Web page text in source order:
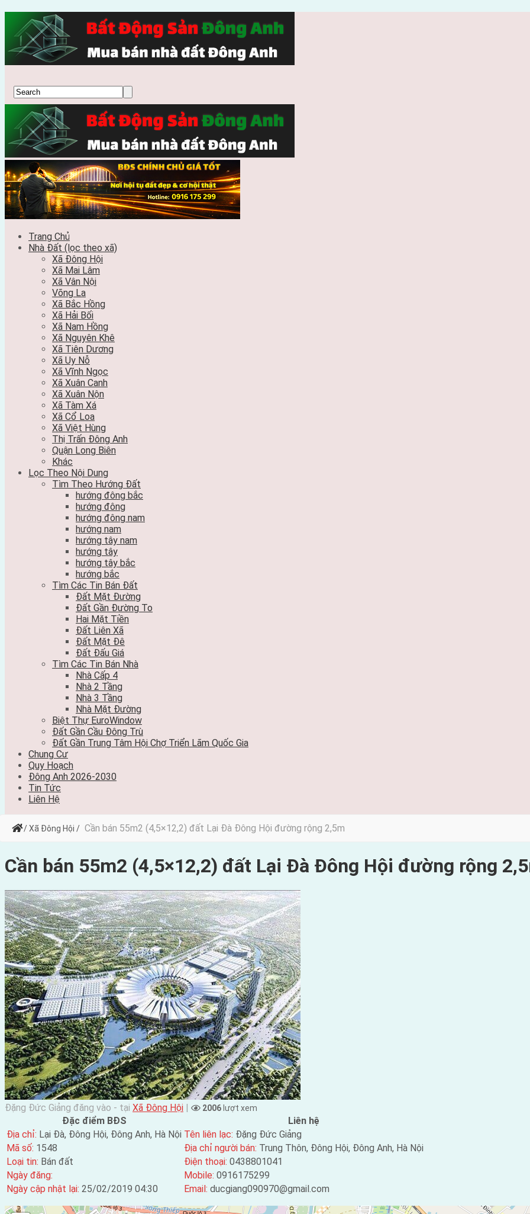
Trang Chủ
Nhà Đất (lọc theo xã)
Xã Đông Hội
Xã Mai Lâm
Xã Vân Nội
Võng La
Xã Bắc Hồng
Xã Hải Bối
Xã Nam Hồng
Xã Nguyên Khê
Xã Tiên Dương
Xã Uy Nỗ
Xã Vĩnh Ngọc
Xã Xuân Canh
Xã Xuân Nộn
Xã Tàm Xá
Xã Cổ Loa
Xã Việt Hùng
Thị Trấn Đông Anh
Quận Long Biên
Khác
Lọc Theo Nội Dung
Tìm Theo Hướng Đất
hướng đông bắc
hướng đông
hướng đông nam
hướng nam
hướng tây nam
hướng tây
hướng tây bắc
hướng bắc
Tìm Các Tin Bán Đất
Đất Mặt Đường
Đất Gần Đường To
Hai Mặt Tiền
Đất Liên Xã
Đất Mặt Đê
Đất Đấu Giá
Tìm Các Tin Bán Nhà
Nhà Cấp 4
Nhà 2 Tầng
Nhà 3 Tầng
Nhà Mặt Đường
Biệt Thự EuroWindow
Đất Gần Cầu Đông Trù
Đất Gần Trung Tâm Hội Chợ Triển Lãm Quốc Gia
Chung Cư
Quy Hoạch
Đông Anh 2026-2030
Tin Tức
Liên Hệ
/ Xã Đông Hội / Cần bán 55m2 (4,5×12,2) đất Lại Đà Đông Hội đường rộng 2,5m
Cần bán 55m2 (4,5×12,2) đất Lại Đà Đông Hội đường rộng
Đặng Đức Giảng đăng vào - tại Xã Đông Hội | 2006 lượt xem
Đặc điểm BĐS
Liên hệ
Địa chỉ: Lại Đà, Đông Hội, Đông Anh, Hà Nội Tên liên lạc: Đặng Đức Giảng
Mã số: 1548 Địa chỉ người bán: Trung Thôn, Đông Hội, Đông Anh, Hà Nội
Loại tin: Bán đất Điện thoại: 0438801041
Ngày đăng:
Mobile: 0916175299
Ngày cập nhật lại: 25/02/2019 04:30 Email: ducgiang090970@gmail.com